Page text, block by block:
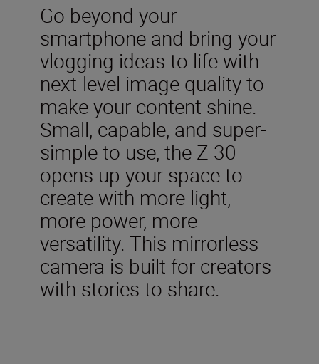
Go beyond your
smartphone and bring your
vlogging ideas to life with
next-level image quality to
make your content shine.
Small, capable, and super-
simple to use, the Z 30
opens up your space to
create with more light,
more power, more
versatility. This mirrorless
camera is built for creators
with stories to share.